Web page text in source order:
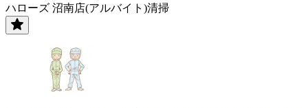
ハローズ 沼南店(アルバイト)清掃